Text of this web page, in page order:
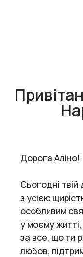
Дорога Аліно!
Сьогодні
з усією
особливим
у моєму
за все, що ти
любов,